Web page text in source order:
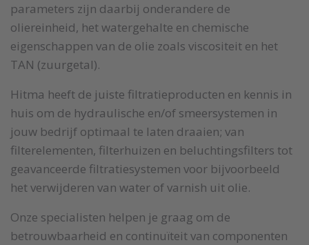
parameters zijn daarbij onderandere de
oliereinheid, het watergehalte en chemische
eigenschappen van de olie zoals viscositeit en het
TAN (zuurgetal).
Hitma heeft de juiste filtratieproducten en kennis in
huis om de hydraulische en/of smeersystemen in
jouw bedrijf optimaal te laten draaien; van
filterelementen, filterhuizen en beluchtingsfilters tot
geavanceerde filtratiesystemen voor bijvoorbeeld
het verwijderen van water of varnish uit olie.
Onze specialisten helpen je graag om de
betrouwbaarheid en continuïteit van componenten